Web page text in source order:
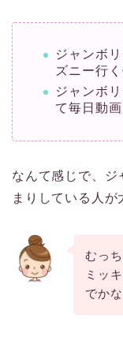
ジャンボ
ズニー行
ジャンボ
て毎日動
なんて感じで、ジ
まりしている人が
むっ
ミッ
でか